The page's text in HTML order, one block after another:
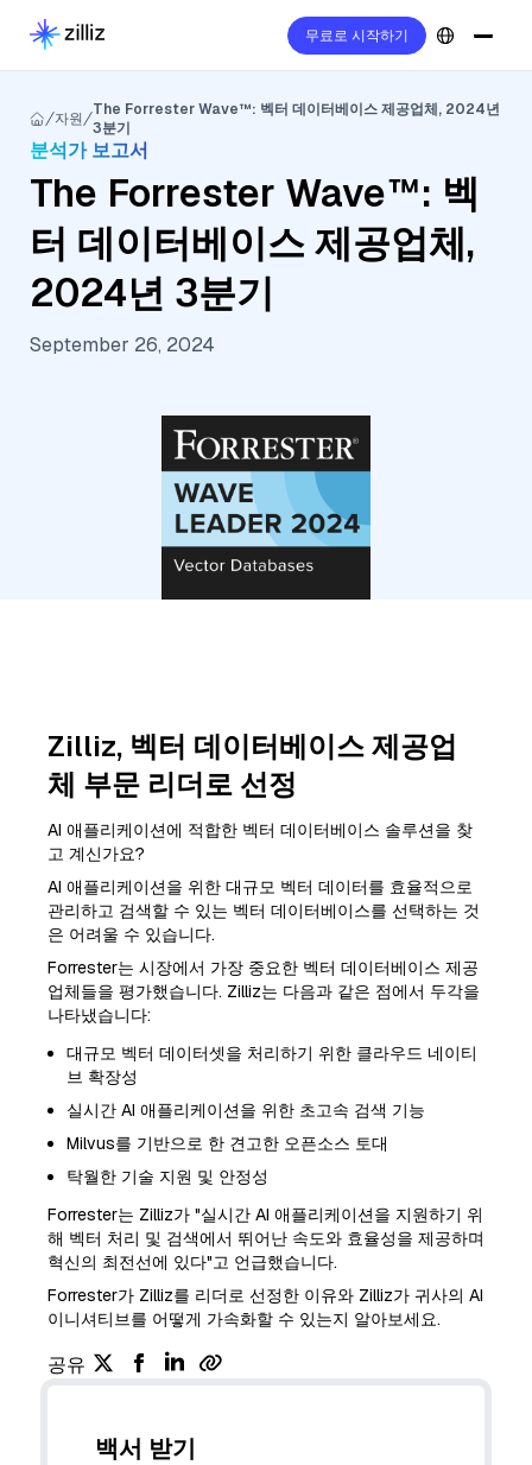
무료로 시작하기
자원
The Forrester Wave™: 벡터 데이터베이스 제공업체, 2024년
3분기
분석가 보고서
The Forrester Wave™: 벡
터 데이터베이스 제공업체,
2024년 3분기
September 26, 2024
Zilliz, 벡터 데이터베이스 제공업
체 부문 리더로 선정
AI 애플리케이션에 적합한 벡터 데이터베이스 솔루션을 찾
고 계신가요?
AI 애플리케이션을 위한 대규모 벡터 데이터를 효율적으로
관리하고 검색할 수 있는 벡터 데이터베이스를 선택하는 것
은 어려울 수 있습니다.
Forrester는 시장에서 가장 중요한 벡터 데이터베이스 제공
업체들을 평가했습니다. Zilliz는 다음과 같은 점에서 두각을
나타냈습니다:
대규모 벡터 데이터셋을 처리하기 위한 클라우드 네이티
브 확장성
실시간 AI 애플리케이션을 위한 초고속 검색 기능
Milvus를 기반으로 한 견고한 오픈소스 토대
탁월한 기술 지원 및 안정성
Forrester는 Zilliz가 "실시간 AI 애플리케이션을 지원하기 위
해 벡터 처리 및 검색에서 뛰어난 속도와 효율성을 제공하며
혁신의 최전선에 있다"고 언급했습니다.
Forrester가 Zilliz를 리더로 선정한 이유와 Zilliz가 귀사의 AI
이니셔티브를 어떻게 가속화할 수 있는지 알아보세요.
공유
백서 받기